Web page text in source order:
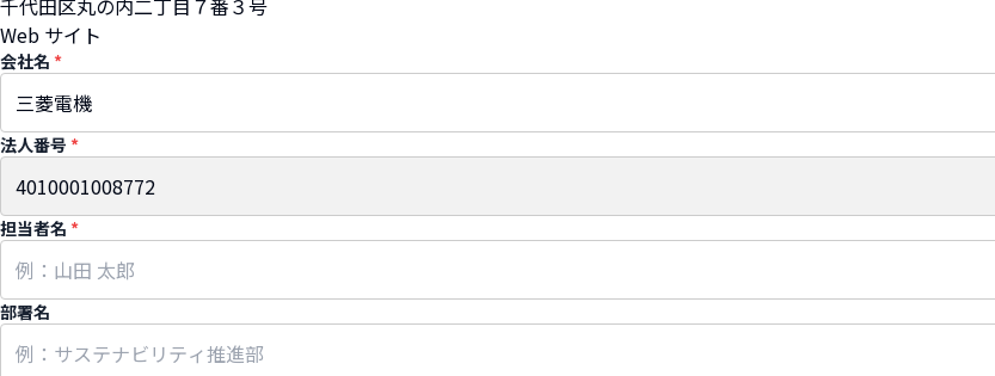
千代田区丸の内二丁目７番３号
Web サイト
会社名 *
法人番号 *
担当者名 *
部署名